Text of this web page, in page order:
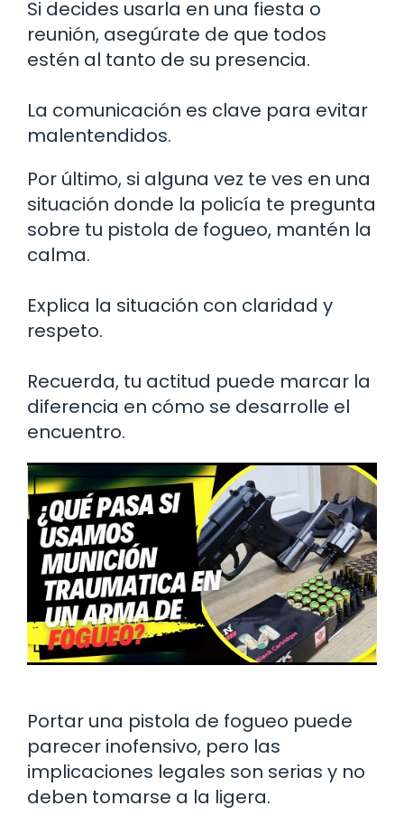
Si decides usarla en una fiesta o
reunión, asegúrate de que todos
estén al tanto de su presencia.
La comunicación es clave para evitar
malentendidos.
Por último, si alguna vez te ves en una
situación donde la policía te pregunta
sobre tu pistola de fogueo, mantén la
calma.
Explica la situación con claridad y
respeto.
Recuerda, tu actitud puede marcar la
diferencia en cómo se desarrolle el
encuentro.
Portar una pistola de fogueo puede
parecer inofensivo, pero las
implicaciones legales son serias y no
deben tomarse a la ligera.